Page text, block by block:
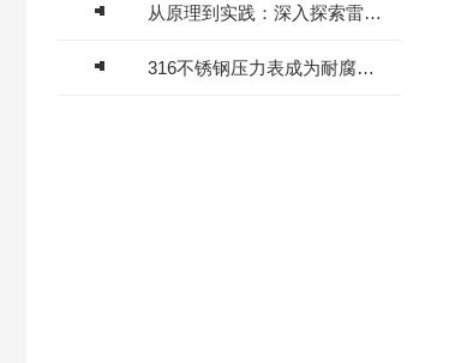
从原理到实践：深入探索雷达物位计的工作原理与应用实例
316不锈钢压力表成为耐腐蚀场景压力测量的可靠选择